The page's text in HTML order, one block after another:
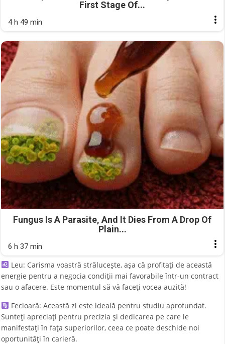
First Stage Of...
4 h 49 min
Fungus Is A Parasite, And It Dies From A Drop Of
Plain...
6 h 37 min
Leu: Carisma voastră strălucește, așa că profitați de această
energie pentru a negocia condiții mai favorabile într-un contract
sau o afacere. Este momentul să vă faceți vocea auzită!
Fecioară: Această zi este ideală pentru studiu aprofundat.
Sunteți apreciați pentru precizia și dedicarea pe care le
manifestați în fața superiorilor, ceea ce poate deschide noi
oportunități în carieră.